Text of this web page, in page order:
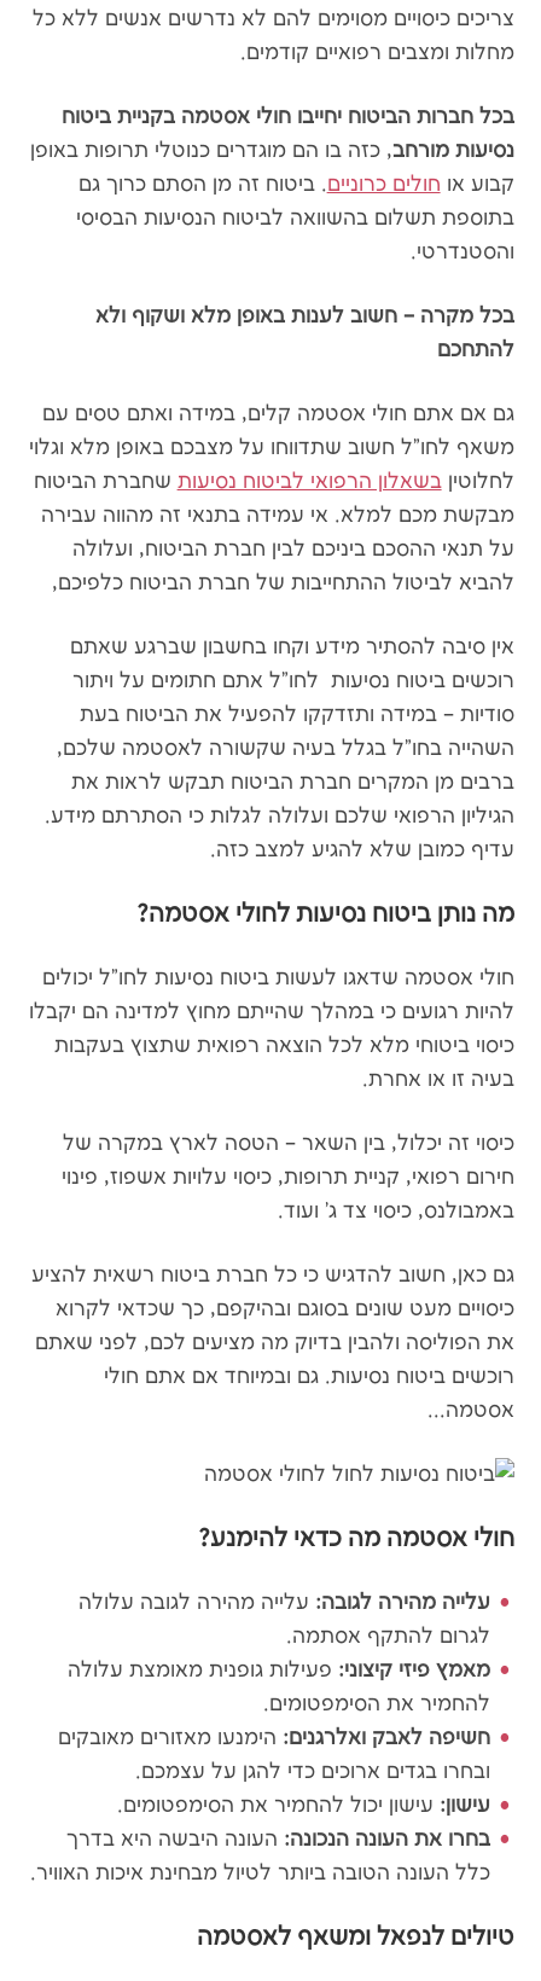
צריכים כיסויים מסוימים להם לא נדרשים אנשים ללא כל
מחלות ומצבים רפואיים קודמים.
בכל חברות הביטוח יחייבו חולי אסטמה בקניית ביטוח
נסיעות מורחב, כזה בו הם מוגדרים כנוטלי תרופות באופן
קבוע או חולים כרוניים. ביטוח זה מן הסתם כרוך גם
בתוספת תשלום בהשוואה לביטוח הנסיעות הבסיסי
והסטנדרטי.
בכל מקרה – חשוב לענות באופן מלא ושקוף ולא
להתחכם
גם אם אתם חולי אסטמה קלים, במידה ואתם טסים עם
משאף לחו"ל חשוב שתדווחו על מצבכם באופן מלא וגלוי
לחלוטיןבשאלון הרפואי לביטוח נסיעות שחברת הביטוח
מבקשת מכם למלא. אי עמידה בתנאי זה מהווה עבירה
על תנאי ההסכם ביניכם לבין חברת הביטוח, ועלולה
להביא לביטול ההתחייבות של חברת הביטוח כלפיכם,
אין סיבה להסתיר מידע וקחו בחשבון שברגע שאתם
רוכשים ביטוח נסיעות לחו"ל אתם חתומים על ויתור
סודיות – במידה ותזדקקו להפעיל את הביטוח בעת
השהייה בחו"ל בגלל בעיה שקשורה לאסטמה שלכם,
ברבים מן המקרים חברת הביטוח תבקש לראות את
הגיליון הרפואי שלכם ועלולה לגלות כי הסתרתם מידע.
עדיף כמובן שלא להגיע למצב כזה.
מה נותן ביטוח נסיעות לחולי אסטמה?
חולי אסטמה שדאגו לעשות ביטוח נסיעות לחו"ל יכולים
להיות רגועים כי במהלך שהייתם מחוץ למדינה הם יקבלו
כיסוי ביטוחי מלא לכל הוצאה רפואית שתצוץ בעקבות
בעיה זו או אחרת.
כיסוי זה יכלול, בין השאר – הטסה לארץ במקרה של
חירום רפואי, קניית תרופות, כיסוי עלויות אשפוז, פינוי
באמבולנס, כיסוי צד ג' ועוד.
גם כאן, חשוב להדגיש כי כל חברת ביטוח רשאית להציע
כיסויים מעט שונים בסוגם ובהיקפם, כך שכדאי לקרוא
את הפוליסה ולהבין בדיוק מה מציעים לכם, לפני שאתם
רוכשים ביטוח נסיעות. גם ובמיוחד אם אתם חולי
אסטמה...
חולי אסטמה מה כדאי להימנע?
עלייה מהירה לגובה: עלייה מהירה לגובה עלולה
לגרום להתקף אסתמה.
מאמץ פיזי קיצוני: פעילות גופנית מאומצת עלולה
להחמיר את הסימפטומים.
חשיפה לאבק ואלרגנים: הימנעו מאזורים מאובקים
ובחרו בגדים ארוכים כדי להגן על עצמכם.
עישון: עישון יכול להחמיר את הסימפטומים.
בחרו את העונה הנכונה: העונה היבשה היא בדרך
כלל העונה הטובה ביותר לטיול מבחינת איכות האוויר.
טיולים לנפאל ומשאף לאסטמה